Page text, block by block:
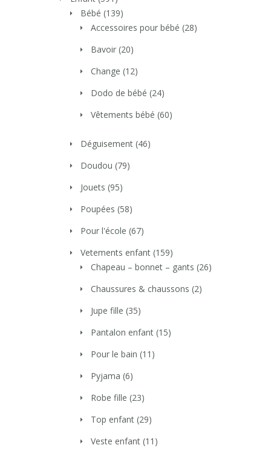
Bébé (139)
Accessoires pour bébé (28)
Bavoir (20)
Change (12)
Dodo de bébé (24)
Vêtements bébé (60)
Déguisement (46)
Doudou (79)
Jouets (95)
Poupées (58)
Pour l'école (67)
Vetements enfant (159)
Chapeau – bonnet – gants (26)
Chaussures & chaussons (2)
Jupe fille (35)
Pantalon enfant (15)
Pour le bain (11)
Pyjama (6)
Robe fille (23)
Top enfant (29)
Veste enfant (11)